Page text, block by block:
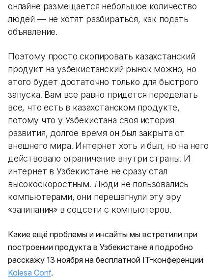
онлайне размещается небольшое количество
людей — не хотят разбираться, как подать
объявление.
Поэтому просто скопировать казахстанский
продукт на узбекистанский рынок можно, но
этого будет достаточно только для быстрого
запуска. Вам все равно придется переделать
все, что есть в казахстанском продукте,
потому что у Узбекистана своя история
развития, долгое время он был закрыта от
внешнего мира. Интернет хоть и был, но на него
действовало ограничение внутри страны. И
интернет в Узбекистане не сразу стал
высокоскоростным. Люди не пользовались
компьютерами, они перешагнули эту эру
«залипания» в соцсети с компьютеров.
Какие ещё проблемы и инсайты мы встретили при
построении продукта в Узбекистане я подробно
расскажу 13 ноября на бесплатной IT-конференции
Kolesa Conf.